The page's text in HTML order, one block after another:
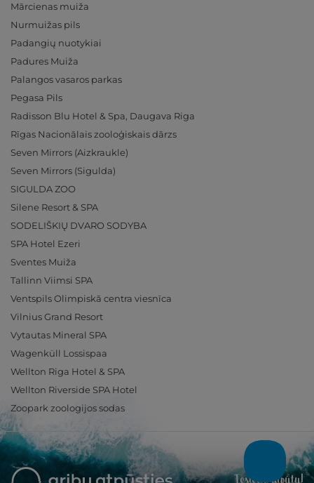
Mārcienas muiža
Nurmuižas pils
Padangių nuotykiai
Padures Muiža
Palangos vasaros parkas
Pegasa Pils
Radisson Blu Hotel & Spa, Daugava Riga
Rīgas Nacionālais zooloģiskais dārzs
Seven Mirrors (Aizkraukle)
Seven Mirrors (Sigulda)
SIGULDA ZOO
Silene Resort & SPA
SODELIŠKIŲ DVARO SODYBA
SPA Hotel Ezeri
Sventes Muiža
Tallinn Viimsi SPA
Ventspils Olimpiskā centra viesnīca
Vilnius Grand Resort
Vytautas Mineral SPA
Wagenküll Lossispaa
Wellton Riga Hotel & SPA
Wellton Riverside SPA Hotel
Zoopark zoologijos sodas